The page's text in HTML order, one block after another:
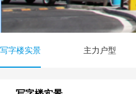
写字楼实景 主力户型